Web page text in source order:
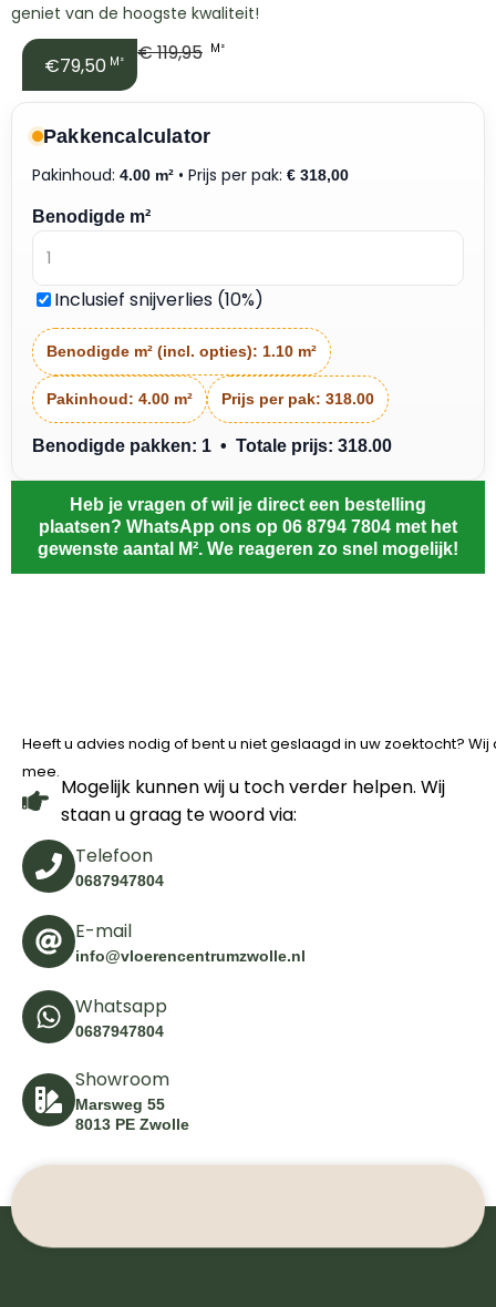
geniet van de hoogste kwaliteit!
€79,50 M² €119,95 M²
Pakkencalculator
Pakinhoud: 4.00 m² • Prijs per pak: € 318,00
Benodigde m²
Inclusief snijverlies (10%)
Benodigde m² (incl. opties): 1.10 m²
Pakinhoud: 4.00 m² Prijs per pak: 318.00
Benodigde pakken: 1 • Totale prijs: 318.00
Heb je vragen of wil je direct een bestelling
plaatsen? WhatsApp ons op 06 8794 7804 met het
gewenste aantal M². We reageren zo snel mogelijk!
Heeft u advies nodig of bent u niet geslaagd in uw zoektocht?
mee.
Mogelijk kunnen wij u toch verder helpen. Wij
staan u graag te woord via:
Telefoon
0687947804
E-mail
info@vloerencentrumzwolle.nl
Whatsapp
0687947804
Showroom
Marsweg 55
8013 PE Zwolle